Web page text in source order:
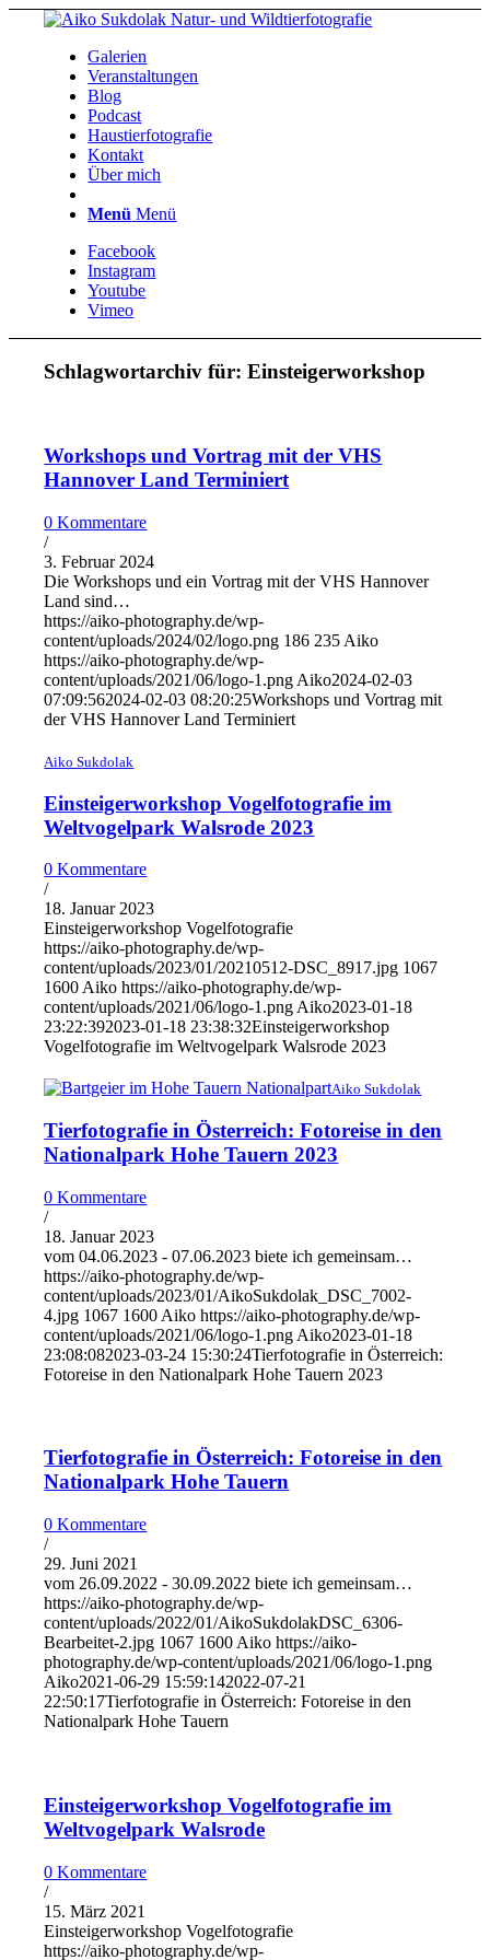
Galerien
Veranstaltungen
Blog
Podcast
Haustierfotografie
Kontakt
Über mich
Menü Menü
Facebook
Instagram
Youtube
Vimeo
Schlagwortarchiv für:Einsteigerworkshop
Workshops und Vortrag mit der VHS
Hannover Land Terminiert
0 Kommentare
/
3. Februar 2024
Die Workshops und ein Vortrag mit der VHS Hannover
Land sind…
https://aiko-photography.de/wp-
content/uploads/2024/02/logo.png 186 235 Aiko
https://aiko-photography.de/wp-
content/uploads/2021/06/logo-1.png Aiko2024-02-03
07:09:562024-02-03 08:20:25Workshops und Vortrag mit
der VHS Hannover Land Terminiert
Aiko Sukdolak
Einsteigerworkshop Vogelfotografie im
Weltvogelpark Walsrode 2023
0 Kommentare
/
18. Januar 2023
Einsteigerworkshop Vogelfotografie
https://aiko-photography.de/wp-
content/uploads/2023/01/20210512-DSC_8917.jpg 1067
1600 Aiko https://aiko-photography.de/wp-
content/uploads/2021/06/logo-1.png Aiko2023-01-18
23:22:392023-01-18 23:38:32Einsteigerworkshop
Vogelfotografie im Weltvogelpark Walsrode 2023
Aiko Sukdolak
Tierfotografie in Österreich: Fotoreise in den
Nationalpark Hohe Tauern 2023
0 Kommentare
/
18. Januar 2023
vom 04.06.2023 - 07.06.2023 biete ich gemeinsam…
https://aiko-photography.de/wp-
content/uploads/2023/01/AikoSukdolak_DSC_7002-
4.jpg 1067 1600 Aiko https://aiko-photography.de/wp-
content/uploads/2021/06/logo-1.png Aiko2023-01-18
23:08:082023-03-24 15:30:24Tierfotografie in Österreich:
Fotoreise in den Nationalpark Hohe Tauern 2023
Tierfotografie in Österreich: Fotoreise in den
Nationalpark Hohe Tauern
0 Kommentare
/
29. Juni 2021
vom 26.09.2022 - 30.09.2022 biete ich gemeinsam…
https://aiko-photography.de/wp-
content/uploads/2022/01/AikoSukdolakDSC_6306-
Bearbeitet-2.jpg 1067 1600 Aiko https://aiko-
photography.de/wp-content/uploads/2021/06/logo-1.png
Aiko2021-06-29 15:59:142022-07-21
22:50:17Tierfotografie in Österreich: Fotoreise in den
Nationalpark Hohe Tauern
Einsteigerworkshop Vogelfotografie im
Weltvogelpark Walsrode
0 Kommentare
/
15. März 2021
Einsteigerworkshop Vogelfotografie
https://aiko-photography.de/wp-